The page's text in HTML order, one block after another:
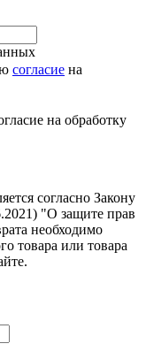
согласие на
на обработку
согласно Закону
"О защите прав
необходимо
товара или товара